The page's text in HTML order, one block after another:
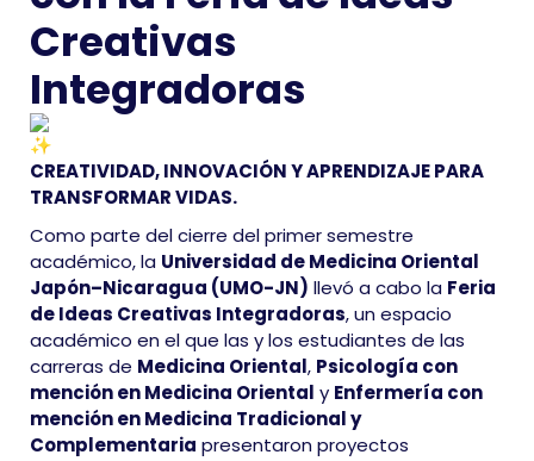
Creativas
Integradoras
CREATIVIDAD, INNOVACIÓN Y APRENDIZAJE PARA
TRANSFORMAR VIDAS.
Como parte del cierre del primer semestre
académico, la Universidad de Medicina Oriental
Japón–Nicaragua (UMO-JN) llevó a cabo la Feria
de Ideas Creativas Integradoras, un espacio
académico en el que las y los estudiantes de las
carreras de Medicina Oriental, Psicología con
mención en Medicina Oriental y Enfermería con
mención en Medicina Tradicional y
Complementaria presentaron proyectos